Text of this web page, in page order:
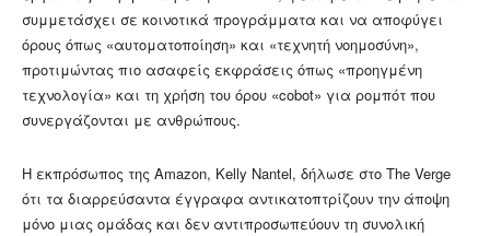
συμμετάσχει σε κοινοτικά προγράμματα και να αποφύγει
όρους όπως «αυτοματοποίηση» και «τεχνητή νοημοσύνη»,
προτιμώντας πιο ασαφείς εκφράσεις όπως «προηγμένη
τεχνολογία» και τη χρήση του όρου «cobot» για ρομπότ που
συνεργάζονται με ανθρώπους.
Η εκπρόσωπος της Amazon, Kelly Nantel, δήλωσε στο The Verge
ότι τα διαρρεύσαντα έγγραφα αντικατοπτρίζουν την άποψη
μόνο μιας ομάδας και δεν αντιπροσωπεύουν τη συνολική